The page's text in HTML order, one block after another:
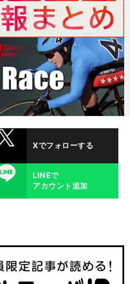
Xでフォローする
LINEで
アカウント追加